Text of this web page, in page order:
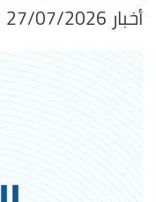
أخبار 27/07/2026